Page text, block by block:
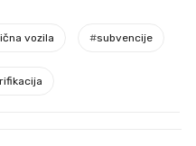
vozila #subvencije